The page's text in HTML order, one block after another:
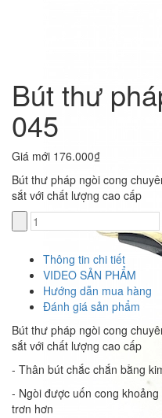
Bút thư
045
Giá mới 176.000₫
Bút thư pháp ngòi cong
sắt với chất lượng cao cấp
Thông tin chi tiết
VIDEO SẢN PHẨM
Hướng dẫn mua hàng
Đánh giá sản phẩm
Bút thư pháp ngòi cong
sắt với chất lượng cao cấp
- Thân bút chắc chắn bằng
- Ngòi được uốn cong
trơn hơn